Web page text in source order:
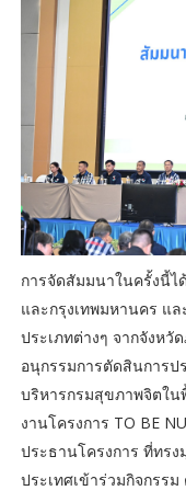
การจัดสัมมนาในครั้งนี้ไ
และกรุงเทพมหานคร แ
ประเภทต่างๆ จากจังห
อนุกรรมการตัดสินการ
บริหารกรมสุขภาพจิตใน
งานโครงการ TO BE
ประธานโครงการ ที่ทรง
ประเทศเข้าร่วมกิจกรร